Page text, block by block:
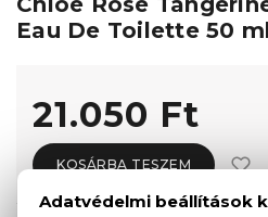
Eau De Toilette 50
21.050 Ft
KOSÁRBA TESZEM